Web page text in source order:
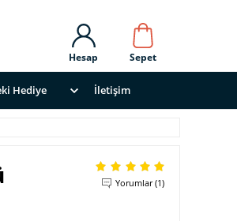
Sepet
Hesap
Hediye İletişim
Yorumlar (1)